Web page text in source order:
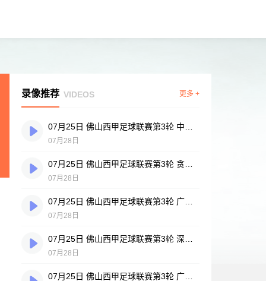
录像推荐 VIDEOS 更多 +
07月28日
07月28日
07月28日
07月28日